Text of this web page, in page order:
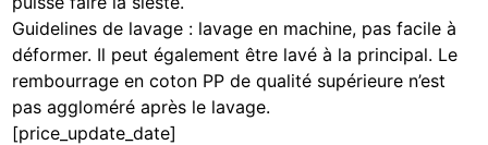
Guidelines de lavage : lavage en machine, pas facile à
déformer. Il peut également être lavé à la principal. Le
rembourrage en coton PP de qualité supérieure n’est
pas aggloméré après le lavage.
[price_update_date]